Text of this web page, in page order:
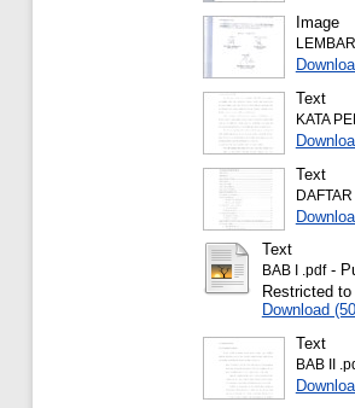
Image
Text
KATA
Text
Text
BAB I .pdf-
Restricted
Download
Text
BAB II